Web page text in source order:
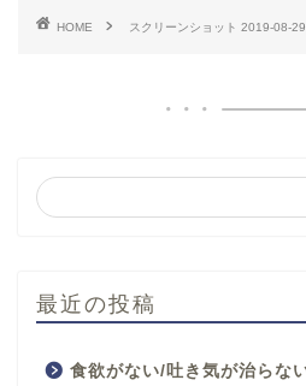
HOME スクリーンショット 2019-08-
最近の投稿
食欲がない/吐き気が治らな